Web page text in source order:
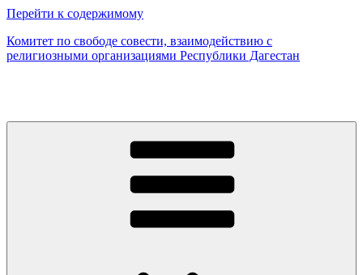
Перейти к содержимому
Комитет по свободе совести, взаимодействию с
религиозными организациями Республики Дагестан